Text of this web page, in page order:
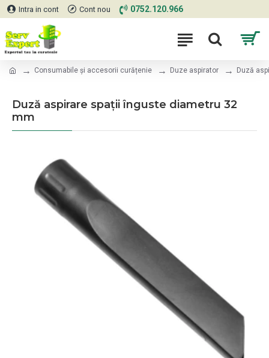
Intra in cont Cont nou 0752.120.966
Consumabile și accesorii curățenie Duze aspirator Duză
Duză aspirare spații înguste diametru 32
mm